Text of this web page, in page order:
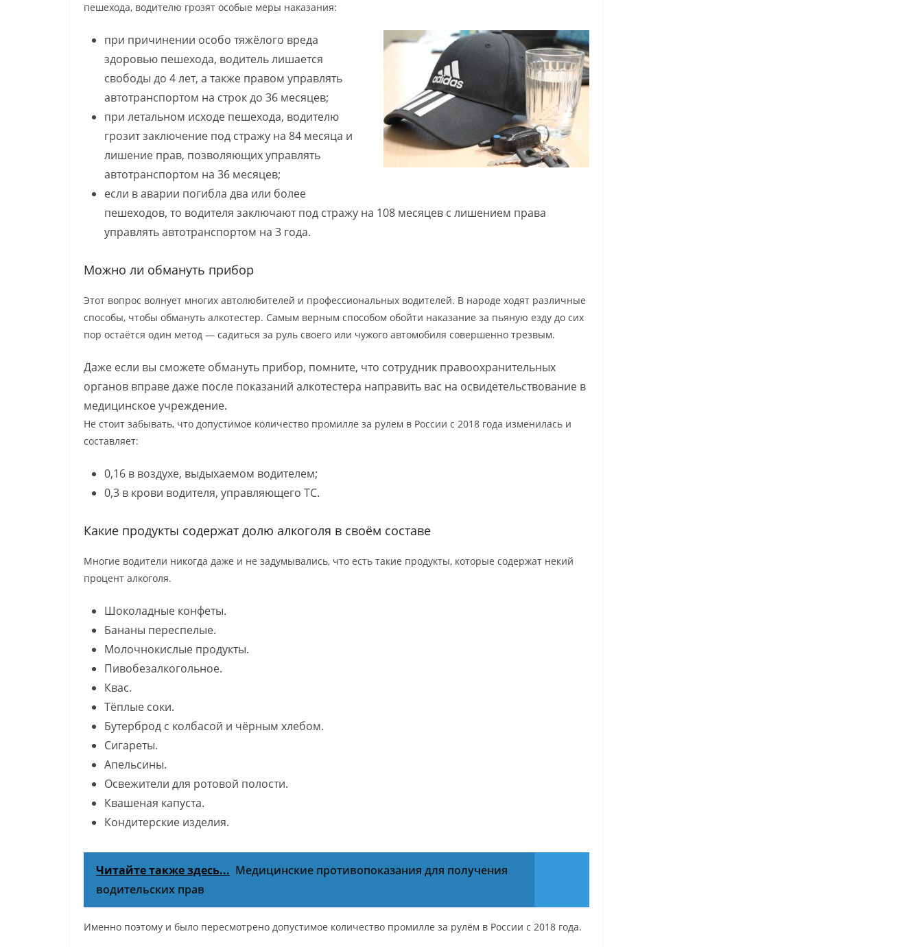
пешехода, водителю грозят особые меры наказания:
при причинении особо тяжёлого вреда
здоровью пешехода, водитель лишается
свободы до 4 лет, а также правом управлять
автотранспортом на строк до 36 месяцев;
при летальном исходе пешехода, водителю
грозит заключение под стражу на 84 месяца и
лишение прав, позволяющих управлять
автотранспортом на 36 месяцев;
если в аварии погибла два или более
пешеходов, то водителя заключают под стражу на 108 месяцев с лишением права
управлять автотранспортом на 3 года.
Можно ли обмануть прибор
Этот вопрос волнует многих автолюбителей и профессиональных водителей. В народе ходят различные
способы, чтобы обмануть алкотестер. Самым верным способом обойти наказание за пьяную езду до сих
пор остаётся один метод — садиться за руль своего или чужого автомобиля совершенно трезвым.
Даже если вы сможете обмануть прибор, помните, что сотрудник правоохранительных
органов вправе даже после показаний алкотестера направить вас на освидетельствование в
медицинское учреждение.
Не стоит забывать, что допустимое количество промилле за рулем в России с 2018 года изменилась и
составляет:
0,16 в воздухе, выдыхаемом водителем;
0,3 в крови водителя, управляющего ТС.
Какие продукты содержат долю алкоголя в своём составе
Многие водители никогда даже и не задумывались, что есть такие продукты, которые содержат некий
процент алкоголя.
Шоколадные конфеты.
Бананы переспелые.
Молочнокислые продукты.
Пивобезалкогольное.
Квас.
Тёплые соки.
Бутерброд с колбасой и чёрным хлебом.
Сигареты.
Апельсины.
Освежители для ротовой полости.
Квашеная капуста.
Кондитерские изделия.
Читайте также здесь... Медицинские противопоказания для получения
водительских прав
Именно поэтому и было пересмотрено допустимое количество промилле за рулём в России с 2018 года.